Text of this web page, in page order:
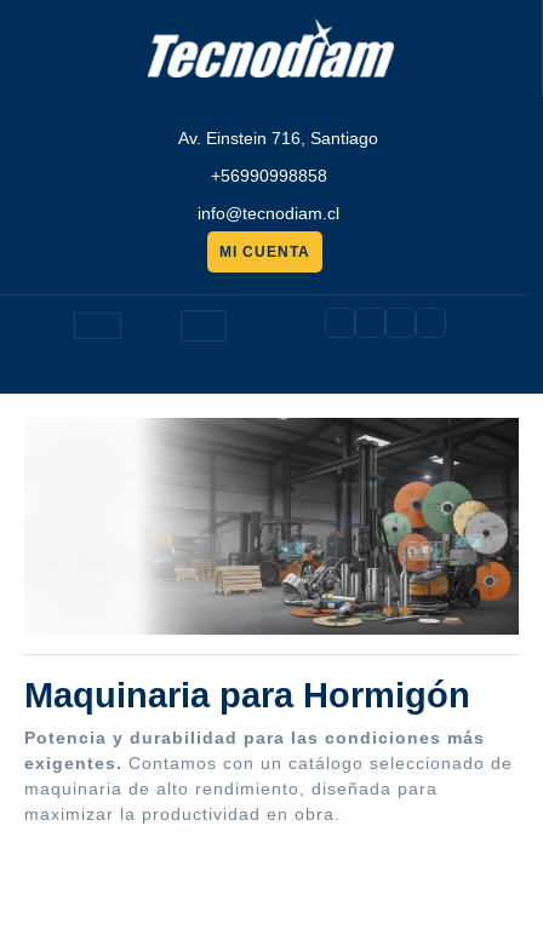
Av. Einstein 716, Santiago
+56990998858
info@tecnodiam.cl
MI CUENTA
presupuesto
Botón
de
apertura
Maquinaria para Hormigón
Potencia y durabilidad para las condiciones más
exigentes. Contamos con un catálogo seleccionado de
maquinaria de alto rendimiento, diseñada para
maximizar la productividad en obra.